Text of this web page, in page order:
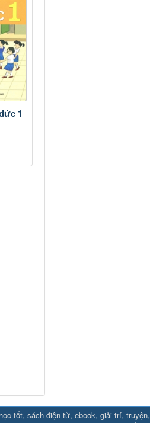
1
tốt, sách điện tử, ebook, giải trí, truyện,